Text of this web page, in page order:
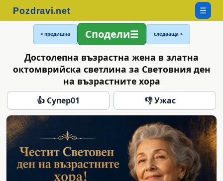
☰
< предишна Сподели следваща >
Достолепна възрастна жена в златна
октомврийска светлина за Световния ден
на възрастните хора
👍 Супер01 👎 Ужас